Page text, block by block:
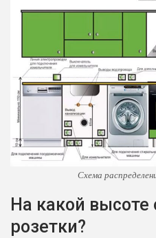
Схема
На какой
розетки?